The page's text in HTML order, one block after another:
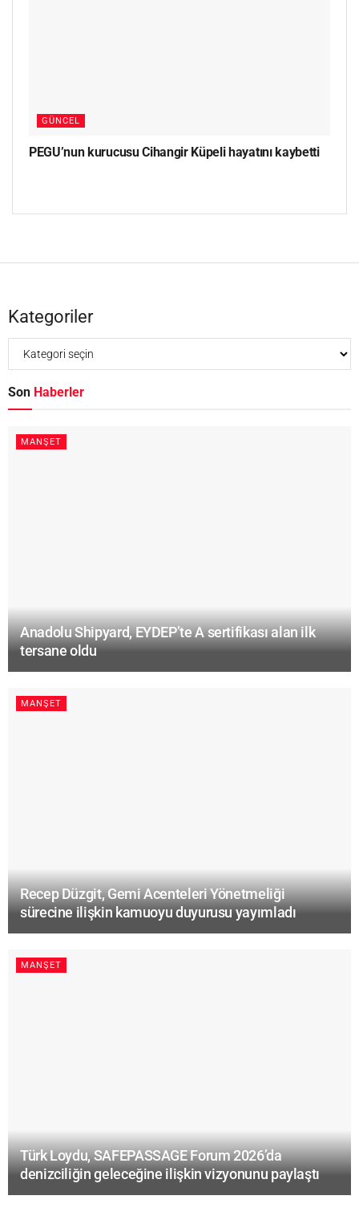
GÜNCEL
PEGU’nun kurucusu Cihangir Küpeli hayatını kaybetti
Kategoriler
Son Haberler
MANŞET
Anadolu Shipyard, EYDEP’te A sertifikası alan ilk
tersane oldu
MANŞET
Recep Düzgit, Gemi Acenteleri Yönetmeliği
sürecine ilişkin kamuoyu duyurusu yayımladı
MANŞET
Türk Loydu, SAFEPASSAGE Forum 2026’da
denizciliğin geleceğine ilişkin vizyonunu paylaştı